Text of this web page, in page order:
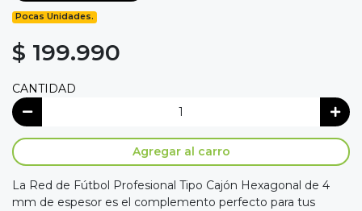
Pocas Unidades.
$ 199.990
CANTIDAD
Agregar al carro
La Red de Fútbol Profesional Tipo Cajón Hexagonal de 4
mm de espesor es el complemento perfecto para tus